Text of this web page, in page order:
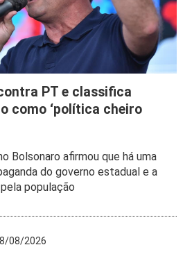
PT e classifica
como ‘política cheiro
Bolsonaro afirmou que há uma
do governo estadual e a
população
08/2026